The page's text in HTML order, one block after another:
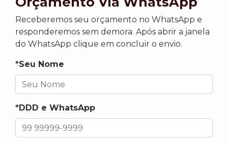
Receberemos seu orçamento no WhatsApp e
responderemos sem demora. Após abrir a janela
do WhatsApp clique em concluir o envio.
*Seu Nome
*DDD e WhatsApp